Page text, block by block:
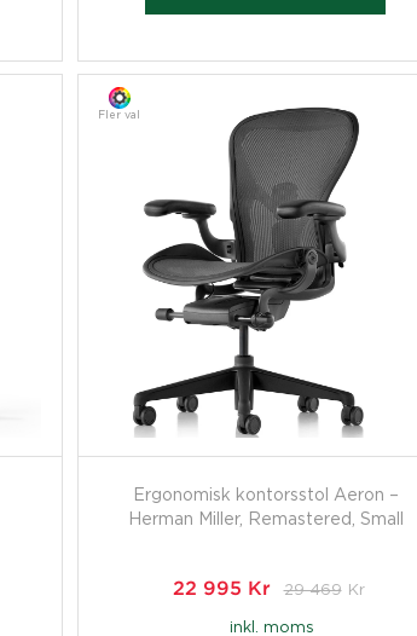
Fler val
Ergonomisk kontorsstol Aeron –
Herman Miller, Remastered, Small
22 995 Kr 29 469 Kr
inkl. moms